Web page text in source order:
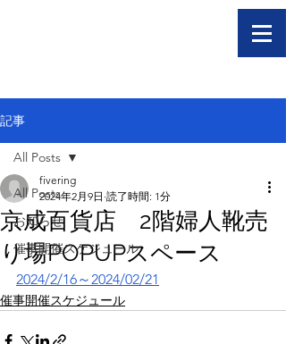
記事
All Posts
お知らせ
催事開催スケジュール
All Posts
京成百貨店 2階婦人靴売
り場POPUPスペース
fivering
2024年2月9日 読了時間: 1分
2024/2/16～2024/02/21
催事開催スケジュール